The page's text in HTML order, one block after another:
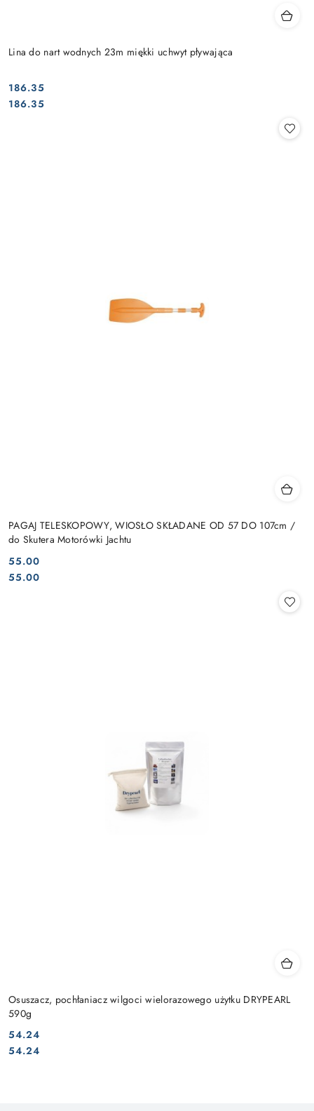
Lina do nart wodnych 23m miękki uchwyt pływająca
Cena:
186.35
Cena:
186.35
PAGAJ TELESKOPOWY, WIOSŁO SKŁADANE OD 57 DO 107cm /
do Skutera Motorówki Jachtu
Cena:
55.00
Cena:
55.00
Osuszacz, pochłaniacz wilgoci wielorazowego użytku DRYPEARL
590g
Cena:
54.24
Cena:
54.24